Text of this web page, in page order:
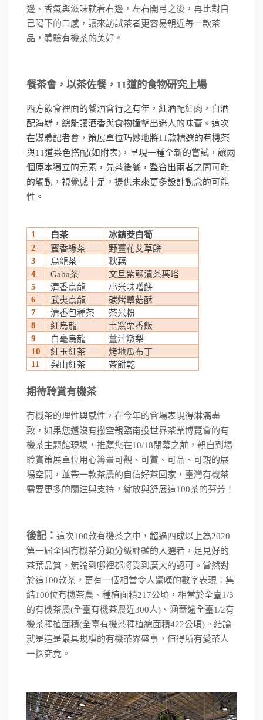
邊、香氣與滋味就看右邊，左右開弓之後，再比對自
己喝下的口感，讓來訪試茶者更容易親近每一款茶
品，體驗有機茶的美好。
餐茶會，以茶佐餐， 11道的食物研究上場
西方飲食裡面的餐酒會行之有年，紅酒配紅肉，白酒
配海鮮，總能讓酒香與食物撞擊出迷人的味蕾。這次
在媒體記者會，策展單位巧妙地將11款精選的有機茶
與11道菜色搭配(如附表) ，呈現一種全新的嘗試，讓兩
個原本獨立的元素，先茶後餐，整合出兩者之間可能
的觸動，視覺感十足，提供未來更多設計動念的可能
性。
1 白茶 冰鎮茭白筍
2 蜜香綠茶 野薑花艾草餅
3 烏龍茶 秋藕
4 Gaba茶 文旦紫蘇漬茶葉塔
5 清香烏龍 小米味噌餅
6 武夷烏龍 碳烤蕈菇酥
7 清香包種茶 茶米粉
8 紅烏龍 土窯栗香飯
9 白毫烏龍 薑汁燉梨
10 紅玉紅茶 烤地瓜布丁
11 梨山紅茶 茶餅乾
期待聆賞有機茶
有機茶的理性與感性，在今年的會場表現得淋漓盡
致，如果您還沒有撥空親臨南投世界茶業博覽會的有
機茶主題館現場，推薦您在10/18閉幕之前，親自到場
聆賞策展單位用心籌畫可觀、可賞、可品、可親的展
場空間，並帶一款茶農的自信好茶回家，臺灣有機茶
需要更多的關注與支持，綻放與舒展這100茶的芬芳！
後記︰ 這次100款有機茶之中，超過四成以上為2020
第一屆全國有機茶分類分級評鑑的入選者，足見好的
茶葉品質，無論到哪裡都將受到廣大的認可。當然對
於這100款茶，更有一個相當令人驚嘆的數字表現︰集
結100位有機茶農、種植面積217公頃，相當於全臺1/3
的有機茶農(全臺有機茶農近300人) 、涵蓋逾全臺1/2有
機茶種植面積(全臺有機茶種植總面積422公頃) 。結論
就是這是最具規模的有機茶界盛事，值得所有愛茶人
一探究竟。